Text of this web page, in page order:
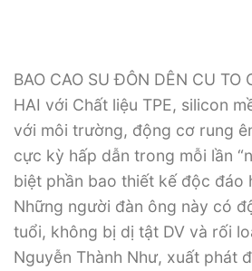
BAO CAO SU ĐÔN DÊN CU TO
HAI với Chất liệu TPE, silicon
với môi trường, động cơ rung
cực kỳ hấp dẫn trong mỗi lần
biệt phần bao thiết kế độc đáo
Những người đàn ông này có
tuổi, không bị dị tật DV và rối
Nguyễn Thành Như, xuất phát